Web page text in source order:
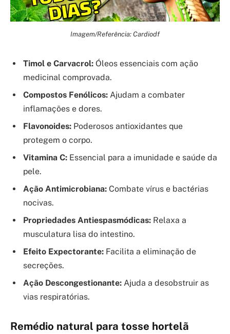
Imagem/Referência: Cardiodf
Timol e Carvacrol: Óleos essenciais com ação
medicinal comprovada.
Compostos Fenólicos: Ajudam a combater
inflamações e dores.
Flavonoides: Poderosos antioxidantes que
protegem o corpo.
Vitamina C: Essencial para a imunidade e saúde da
pele.
Ação Antimicrobiana: Combate vírus e bactérias
nocivas.
Propriedades Antiespasmódicas: Relaxa a
musculatura lisa do intestino.
Efeito Expectorante: Facilita a eliminação de
secreções.
Ação Descongestionante: Ajuda a desobstruir as
vias respiratórias.
Remédio natural para tosse hortelã